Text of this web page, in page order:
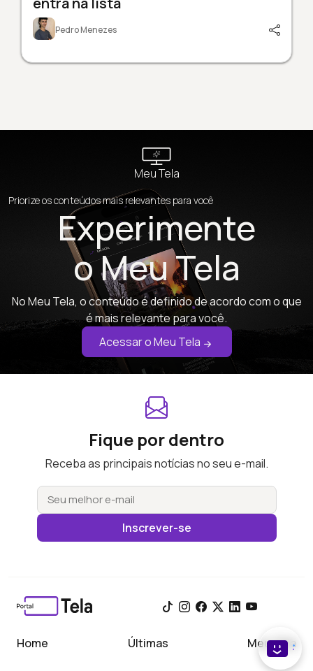
Pedro Menezes
Meu Tela
Priorize os conteúdos mais relevantes para você
Experimente
o Meu Tela
No Meu Tela, o conteúdo é definido de acordo com o que
é mais relevante para você.
Acessar o Meu Tela
Fique por dentro
Receba as principais notícias no seu e-mail.
Inscrever-se
Home Últimas Meu Tela